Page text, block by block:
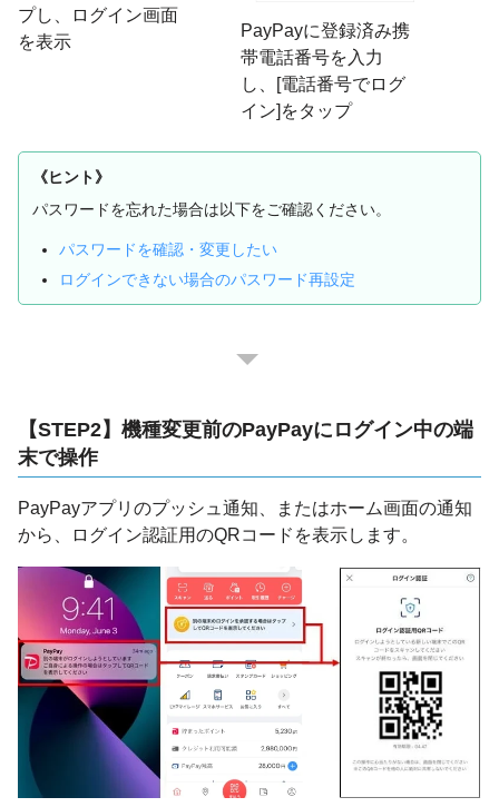
プし、ログイン画面
を表示
PayPayに登録済み携
帯電話番号を入力
し、[電話番号でログ
イン]をタップ
《ヒント》
パスワードを忘れた場合は以下をご確認ください。
パスワードを確認・変更したい
ログインできない場合のパスワード再設定
【STEP2】機種変更前のPayPayにログイン中の端
末で操作
PayPayアプリのプッシュ通知、またはホーム画面の通知
から、ログイン認証用のQRコードを表示します。